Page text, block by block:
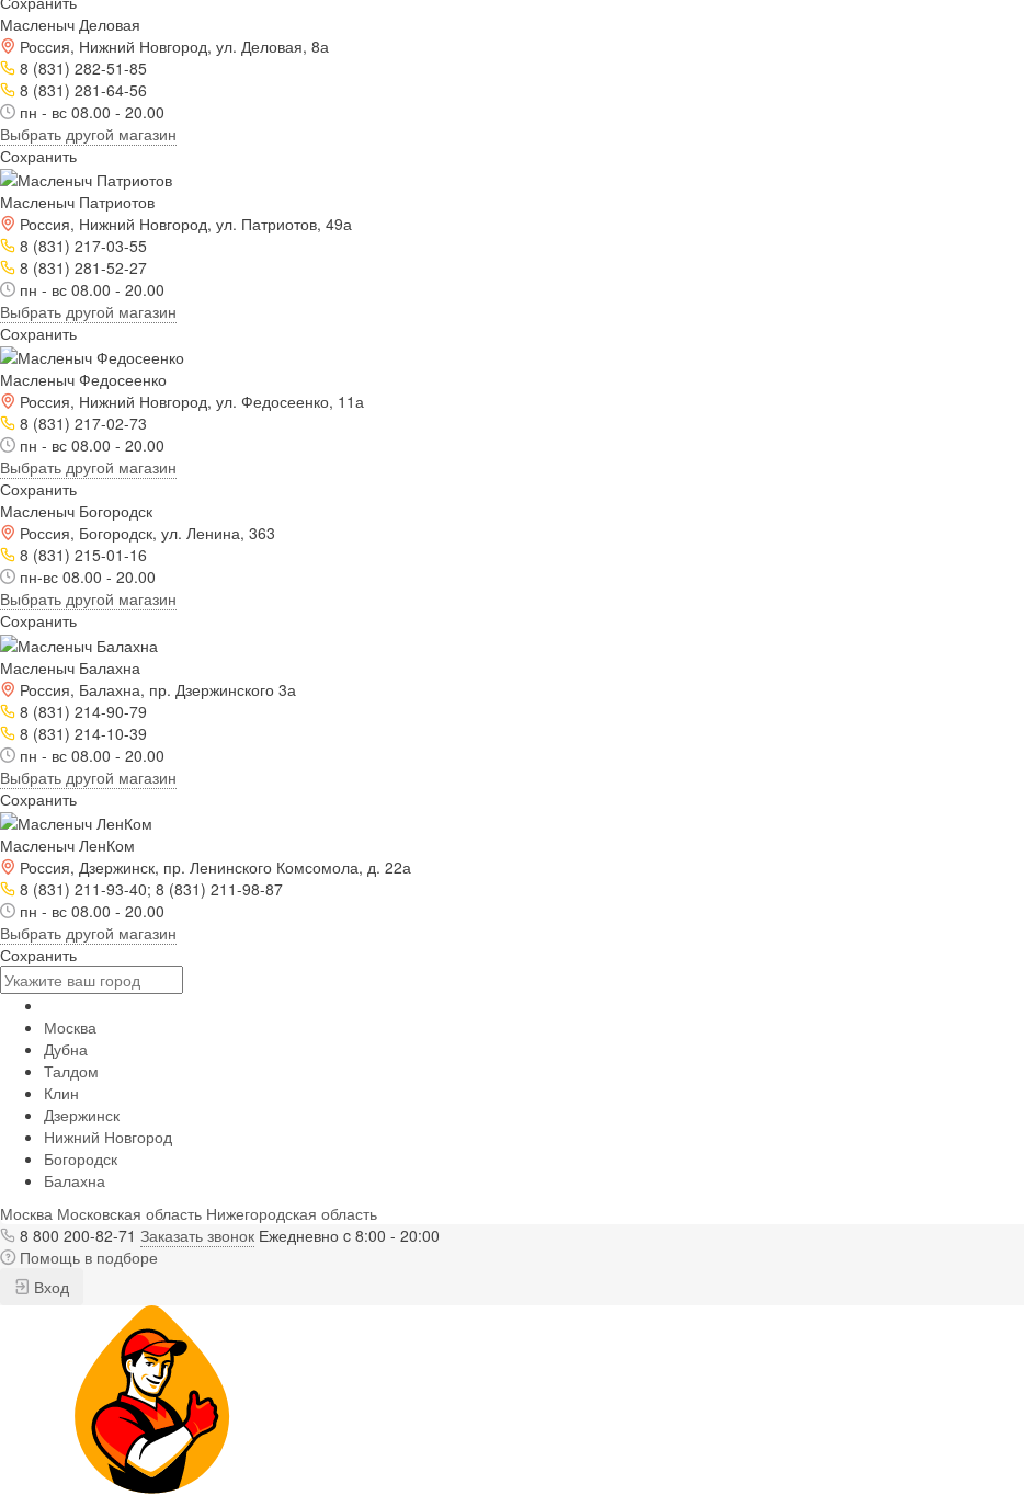
Масленыч Деловая
Россия, Нижний Новгород, ул. Деловая, 8а
8 (831) 282-51-85
8 (831) 281-64-56
пн - вс 08.00 - 20.00
Выбрать другой магазин
Сохранить
Масленыч Патриотов
Россия, Нижний Новгород, ул. Патриотов, 49а
8 (831) 217-03-55
8 (831) 281-52-27
пн - вс 08.00 - 20.00
Выбрать другой магазин
Сохранить
Масленыч Федосеенко
Россия, Нижний Новгород, ул. Федосеенко, 11а
8 (831) 217-02-73
пн - вс 08.00 - 20.00
Выбрать другой магазин
Сохранить
Масленыч Богородск
Россия, Богородск, ул. Ленина, 363
8 (831) 215-01-16
пн-вс 08.00 - 20.00
Выбрать другой магазин
Сохранить
Масленыч Балахна
Россия, Балахна, пр. Дзержинского 3а
8 (831) 214-90-79
8 (831) 214-10-39
пн - вс 08.00 - 20.00
Выбрать другой магазин
Сохранить
Масленыч ЛенКом
Россия, Дзержинск, пр. Ленинского Комсомола, д. 22а
8 (831) 211-93-40; 8 (831) 211-98-87
пн - вс 08.00 - 20.00
Выбрать другой магазин
Сохранить
Москва
Дубна
Талдом
Клин
Дзержинск
Нижний Новгород
Богородск
Балахна
Москва Московская область Нижегородская область
8 800 200-82-71 Заказать звонок Ежедневно c 8:00 - 20:00
Помощь в подборе
Вход